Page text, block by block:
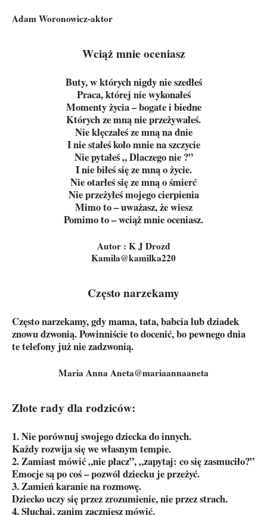
Adam Woronowicz-aktor
Wciąż mnie oceniasz
Buty, w których nigdy nie szedłeś
Praca, której nie wykonałeś
Momenty życia – bogate i biedne
Których ze mną nie przeżywałeś.
Nie klęczałeś ze mną na dnie
I nie stałeś koło mnie na szczycie
Nie pytałeś „ Dlaczego nie ?”
I nie biłeś się ze mną o życie.
Nie otarłeś się ze mną o śmierć
Nie przeżyłeś mojego cierpienia
Mimo to – uważasz, że wiesz
Pomimo to – wciąż mnie oceniasz.
Autor : K J Drozd
Kamila@kamilka220
Często narzekamy
Często narzekamy, gdy mama, tata, babcia lub dziadek
znowu dzwonią. Powinniście to docenić, bo pewnego dnia
te telefony już nie zadzwonią.
Maria Anna Aneta@mariaannaaneta
Złote rady dla rodziców:
1. Nie porównuj swojego dziecka do innych.
Każdy rozwija się we własnym tempie.
2. Zamiast mówić „nie płacz”, „zapytaj: co się zasmuciło?”
Emocje są po coś – pozwól dziecku je przeżyć.
3. Zamień karanie na rozmowę.
Dziecko uczy się przez zrozumienie, nie przez strach.
4. Słuchaj, zanim zaczniesz mówić.